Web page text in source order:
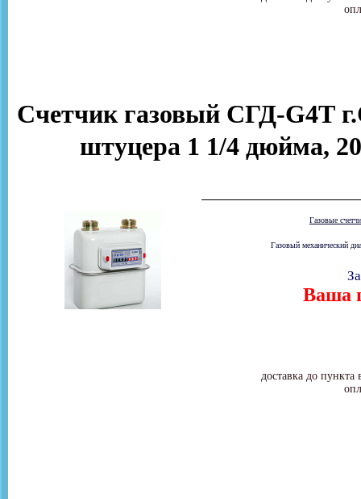
Счетчик газовый СГД-G4Т
штуцера 1 1/4 дюйма,
Газовые
Газовый механический
Ваша
доставка до